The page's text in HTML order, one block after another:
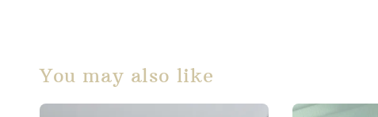
You may also like